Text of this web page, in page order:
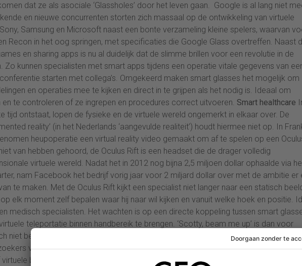
dat ze als asociale ‘Glassholes’ door het leven gaan. Google is al lang niet
en nieuwe concurrenten storten zich massaal op de ontwikkeling van virtuele
Samsung en Microsoft naast een bonte verzameling kleine spelers, waarvan
Recon in het oog springen, met specificaties die Google Glass overtreffen. Naast
en sharing apps is nu al duidelijk dat de slimme brillen voor een revolutie in de
Zo kunnen specialisten met smart apps tijdens een operatie vitale gegevens van
starten met collega’s. Omgekeerd maken smart glasses het mogelijk om
en operaties mee te kijken en direct in te grijpen als het nodig is. Ideaal om
en te controleren of ze ingrepen en procedures correct uitvoeren. Smart healthcare
tijd ontstaat, lopen de fysieke en de virtuele wereld ongemerkt in elkaar over. De
reality’ (in het Nederlands ‘aangevulde realiteit’) houdt hiermee niet op. In
heupoperatie een virtual reality video gemaakt om af te spelen op een
van hebben gehoord, de Oculus Rift is een headset die de drager volledig
virtuele wereld. Nadat het in 2012 nog bijna 2,5 miljoen dollar ophaalde via
nam Facebook het bedrijf vorig jaar voor 2 miljard dollar over met de ambitie er
te maken. Met de Oculus Rift kijkt een specialist niet langer naar een statisch
elk moment zelf bepalen waar hij naar wil kijken en vanuit welke hoek en positie.
medisch specialisten. Het wachten is op een directe koppeling tussen smart
teleportatie binnen handbereik te brengen. ‘Scotty, beam me up’ is dan voor
niet beperken tot toepassingen in de zorg.Het einde van de ontwikkelingen is
van het Defense Advanced Research Projects Agency, kortweg DARPA,
brillen overbodig kan maken: de ‘corticale modem’. DARPA is als onderdeel